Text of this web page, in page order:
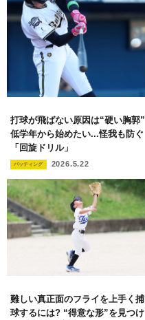
打球が飛ばない原因は“硬い胸郭”
低学年から始めたい...怪我も防ぐ
「回旋ドリル」
バッティング 2026.5.22
難しい真正面のフライを上手く捕
球するには? “得意な形”を見つけ